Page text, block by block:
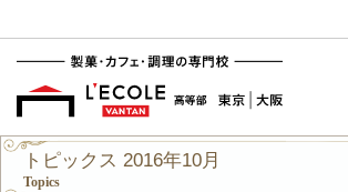
トピックス 2016年10月
Topics